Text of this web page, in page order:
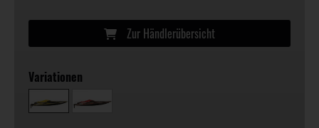
Zur Händlerübersicht
Variationen